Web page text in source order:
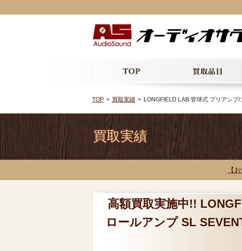
TOP 買取実績 LONGFIELD LAB 管球式 プリアン
買取実績
【
高額買取実施中!!
ロールアンプ SL